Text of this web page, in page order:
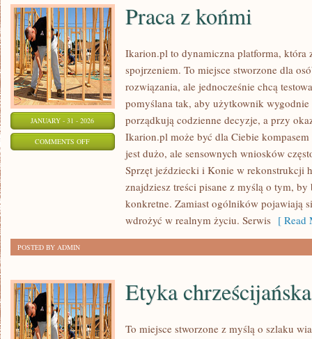
JANUARY - 31 - 2026
COMMENTS OFFON
Praca z końmi
Ikarion.pl to dynamiczna platforma, która
spojrzeniem. To miejsce stworzone dla
rozwiązania, ale jednocześnie chcą
pomyślana tak, aby użytkownik wygodnie
porządkują codzienne decyzje, a przy
Ikarion.pl może być dla Ciebie
jest dużo, ale sensownych wniosków
Sprzęt jeździecki i Konie w rekonstrukcji
znajdziesz treści pisane z myślą o tym, by
konkretne. Zamiast ogólników pojawiają
wdrożyć w realnym życiu. Serwis [ Read
POSTED BY ADMIN
Etyka chrześcijańska
To miejsce stworzone z myślą o szlaku